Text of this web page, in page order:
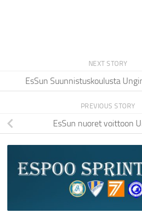
NEXT STORY
EsSun Suunnistuskoulusta
PREVIOUS STORY
EsSun nuoret voittoon